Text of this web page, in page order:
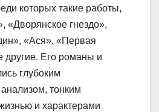
которых такие работы,
«Дворянское гнездо»,
«Ася», «Первая
другие. Его романы и
глубоким
тонким
и характерами